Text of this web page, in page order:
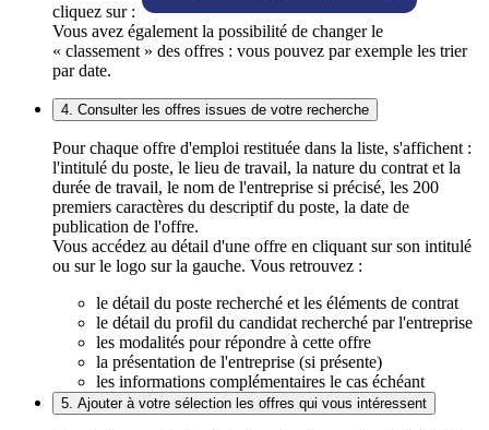
cliquez sur :
Vous avez également la possibilité de changer le
« classement » des offres : vous pouvez par exemple les trier
par date.
4. Consulter les offres issues de votre recherche
Pour chaque offre d'emploi restituée dans la liste, s'affichent :
l'intitulé du poste, le lieu de travail, la nature du contrat et la
durée de travail, le nom de l'entreprise si précisé, les 200
premiers caractères du descriptif du poste, la date de
publication de l'offre.
Vous accédez au détail d'une offre en cliquant sur son intitulé
ou sur le logo sur la gauche. Vous retrouvez :
le détail du poste recherché et les éléments de contrat
le détail du profil du candidat recherché par l'entreprise
les modalités pour répondre à cette offre
la présentation de l'entreprise (si présente)
les informations complémentaires le cas échéant
5. Ajouter à votre sélection les offres qui vous intéressent